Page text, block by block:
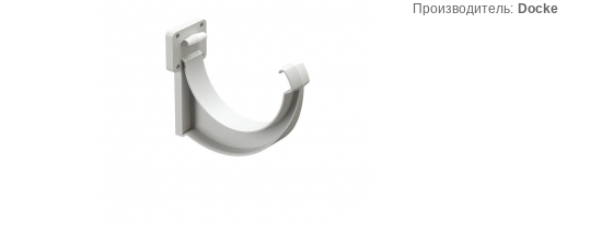
Производитель: Docke